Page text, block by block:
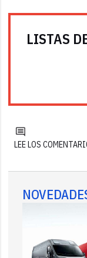
LISTAS
LEE LOS